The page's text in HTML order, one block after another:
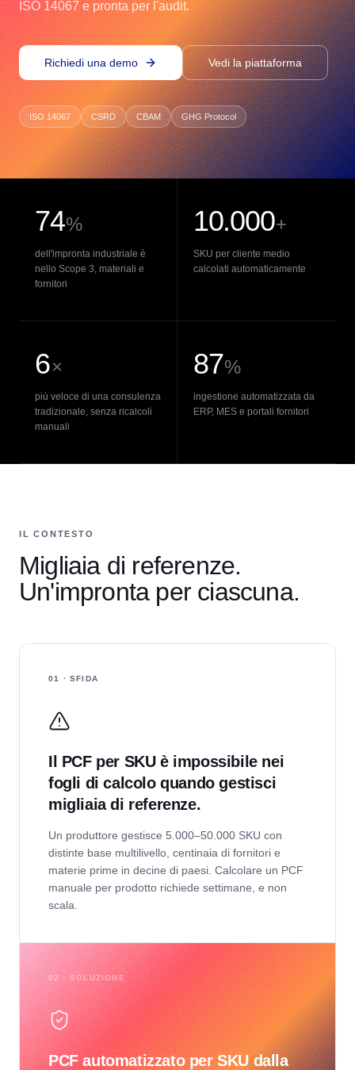
ISO 14067 e pronta per l'audit.
Richiedi una demo Vedi la piattaforma
ISO 14067 CSRD CBAM GHG Protocol
74%
dell'impronta industriale è
nello Scope 3, materiali e
fornitori
10.000+
SKU per cliente medio
calcolati automaticamente
6×
più veloce di una consulenza
tradizionale, senza ricalcoli
manuali
87%
ingestione automatizzata da
ERP, MES e portali fornitori
IL CONTESTO
Migliaia di referenze.
Un'impronta per ciascuna.
01 · SFIDA
Il PCF per SKU è impossibile nei
fogli di calcolo quando gestisci
migliaia di referenze.
Un produttore gestisce 5.000–50.000 SKU con
distinte base multilivello, centinaia di fornitori e
materie prime in decine di paesi. Calcolare un PCF
manuale per prodotto richiede settimane, e non
scala.
02 · SOLUZIONE
PCF automatizzato per SKU dalla